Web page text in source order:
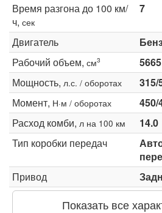
Время разгона до 100 км/
ч, сек
7
Двигатель
Рабочий объем, см3
5665
Мощность, л.с. / оборотах
315/
Момент, Н·м / оборотах
450/
Расход комби, л на 100 км
14.0
Тип коробки передач
Привод
Показать все